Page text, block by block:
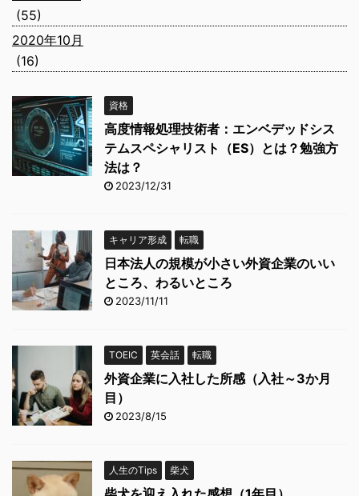
(55)
2020年10月
(16)
資格
高度情報処理技術者：エンベデッドシス
テムスペシャリスト（ES）とは？勉強方
法は？
2023/12/31
キャリア形成 転職
日本法人の規模が小さい外資企業のいい
ところ、わるいところ
2023/11/11
TOEIC 英会話 転職
外資企業に入社した所感（入社～3か月
目）
2023/8/15
人生のTips 柴犬